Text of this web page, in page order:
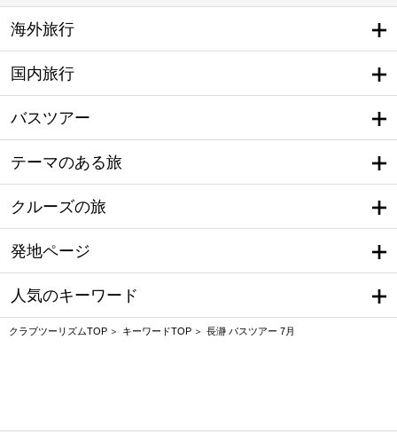
海外旅行
国内旅行
バスツアー
テーマのある旅
クルーズの旅
発地ページ
人気のキーワード
クラブツーリズムTOP キーワードTOP 長瀞 バスツアー 7月